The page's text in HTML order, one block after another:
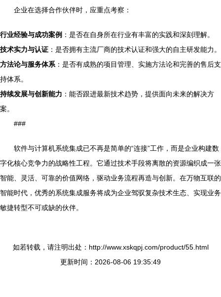
企业在选择合作伙伴时，应重点考察：
行业经验与成功案例 ：是否在自身所在行业有丰富的实践和深刻理解。
技术实力与认证 ：是否拥有主流厂商的技术认证和强大的自主研发能力。
方法论与服务体系 ：是否有成熟的项目管理、实施方法论和完善的售后支
持体系。
持续发展与创新能力 ：能否跟进最新技术趋势，提供面向未来的解决方
案。
###
软件与计算机系统集成已不再是简单的“连接”工作，而是企业构建数
字化核心竞争力的战略性工程。它通过技术手段将离散的资源编织成一张
智能、灵活、可靠的价值网络，驱动业务流程再造与创新。在万物互联的
智能时代，优秀的系统集成服务将成为企业驾驭复杂技术生态、实现业务
敏捷转型不可或缺的伙伴。
如若转载，请注明出处：http://www.xskqpj.com/product/55.html
更新时间：2026-08-06 19:35:49